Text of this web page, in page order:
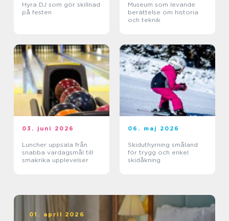
Hyra DJ som gör skillnad
på festen
Museum som levande
berättelse om historia
och teknik
03. juni 2026
Luncher uppsala från
snabba vardagsmål till
smakrika upplevelser
06. maj 2026
Skiduthyrning småland
för trygg och enkel
skidåkning
01. april 2026